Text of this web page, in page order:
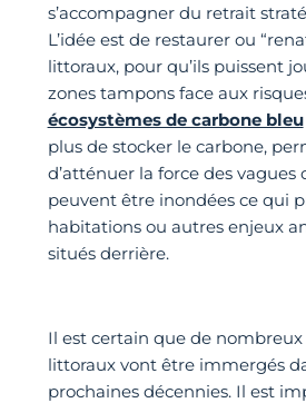
s’accompagner du retrait
L’idée est de restaurer ou
littoraux, pour qu’ils puissent
zones tampons face aux
écosystèmes de carbone bleu
plus de stocker le carbone,
d’atténuer la force des vagues
peuvent être inondées ce qui
habitations ou autres enjeux
situés derrière.
Il est certain que de nombreux
littoraux vont être immergés
prochaines décennies. Il est